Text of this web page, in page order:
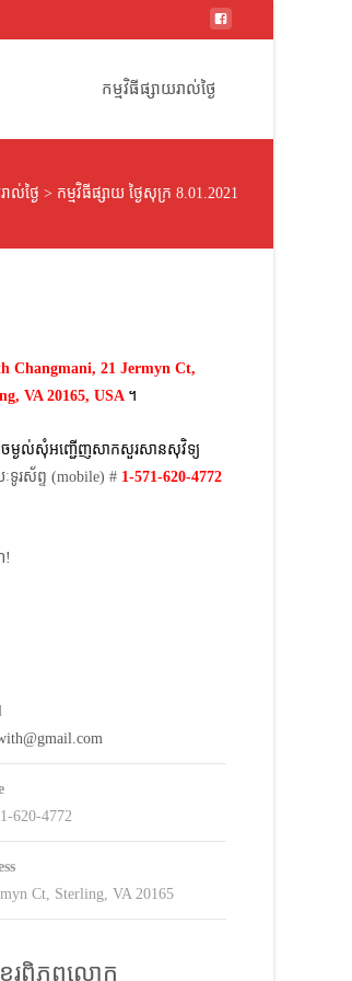
កម្មវិធីផ្សាយរាល់ថ្ងៃ
ាល់ថ្ងៃ > កម្មវិធីផ្សាយ ថ្ងៃសុក្រ 8.01.2021
Changmani, 21 Jermyn Ct,
VA 20165, USA ។​
ចម្ងល់​សុំអញ្ជើញសាកសួរសានសុវិទ្យ
ៈទូរស័ព្ទ​ (mobile)​ # 1-571-620-4772​
!
620-4772
Ct, Sterling, VA 20165
មែរពិភពលោក